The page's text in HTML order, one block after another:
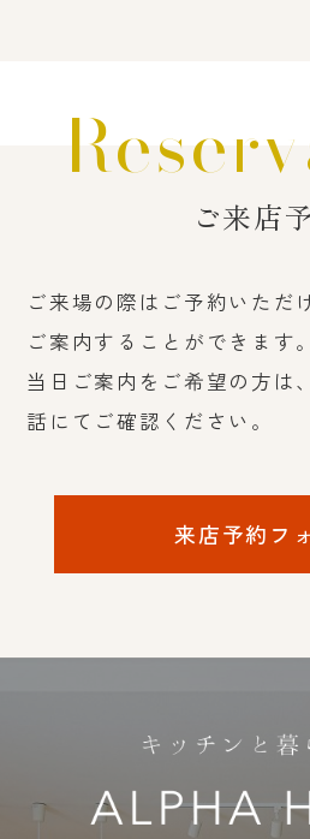
ご来店
ご来場の際はご予約いただ
ご案内することができます。
当日ご案内をご希望の方は
話にてご確認ください。
来店予約フ